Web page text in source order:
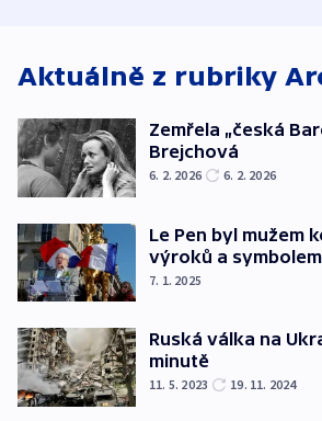
Aktuálně z rubriky
Zemřela „česká
Brejchová
6. 2. 2026 6. 2. 2026
Le Pen byl mužem
výroků a symbolem
7. 1. 2025
Ruská válka na
minutě
11. 5. 2023 19. 11. 2024